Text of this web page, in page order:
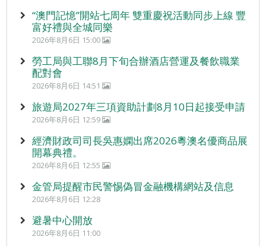
“澳門記憶”開站七周年 雙重慶祝活動同步上線 豐
富好禮與全城同樂
2026年8月6日 15:00
勞工局與工聯8月下旬合辦酒店營運及餐飲職業
配對會
2026年8月6日 14:51
旅遊局2027年三項資助計劃8月10日起接受申請
2026年8月6日 12:59
經濟財政司司長吳惠嫻出席2026粵澳名優商品展
開幕典禮。
2026年8月6日 12:55
金管局提醒市民警惕偽冒金融機構網站及信息
2026年8月6日 12:28
避暑中心開放
2026年8月6日 11:00